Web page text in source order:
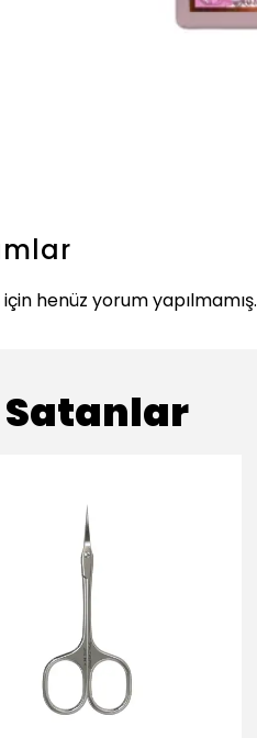
için henüz yorum yapılmamış.
Satanlar